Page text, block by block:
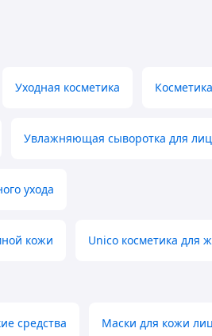
Уходная косметика Косметика
Увлажняющая сыворотка для
ухода
кожи Unico косметика для
средства Маски для кожи